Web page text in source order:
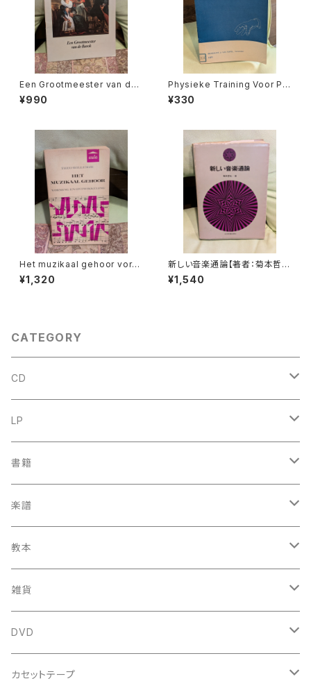
Een Grootmeester van de
barok【著者：Leona Detièg
e】出版社：不明 出版年不明
¥990
Physieke Training Voor Pia
nisten en Andere Instrume
ntalisten【著者：Dr.G.C.Kop】
¥330
Het muzikaal gehoor vormi
ng en ontwikkeling【著者：T
HEO WILLEMZE】出版社：UT
¥1,320
新しい音楽通論【著者：菊本哲
也】出版社：全音楽譜出版社 昭
和50年
¥1,540
CATEGORY
CD
古楽
中古CD
鍋島元子関連CD
古楽以外
中古CD
LP
古楽
中古LP
鍋島元子関連LP
古楽以外
中古LP
書籍
古楽関係
中古本
新古本
古楽以外
中古本
中古本
楽譜
古楽関係
スコア
鍵盤用
古楽以外
スコア
教本
古楽関係
古楽以外
雑貨
トートバッグ
バロック
DVD
古楽
カセットテープ